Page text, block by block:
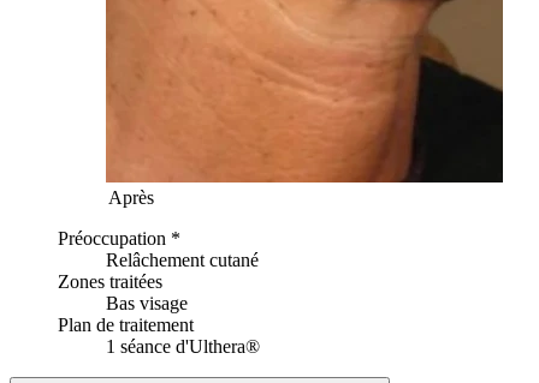
Après
Préoccupation *
Relâchement cutané
Zones traitées
Bas visage
Plan de traitement
1 séance d'Ulthera®